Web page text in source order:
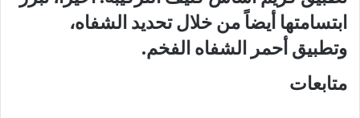
ابتسامتها أيضاً من خلال تحديد الشفاه،
وتطبيق أحمر الشفاه الفخم.
متابعات